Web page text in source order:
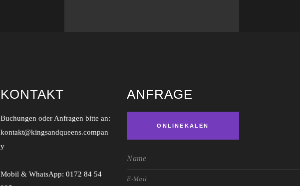
KONTAKT
Buchungen oder Anfragen bitte an:
kontakt@kingsandqueens.compan
y
Mobil & WhatsApp: 0172 84 54
ANFRAGE
ONLINEKALEN